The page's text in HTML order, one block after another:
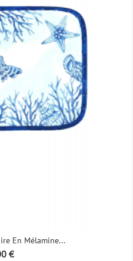
En Mélamine...
€